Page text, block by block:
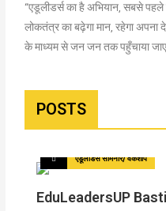
“एडूलीडर्स का है अभियान, सबसे
लोकतंत्र का बढ़ेगा मान, रहेगा अपना
के माध्यम से जन जन तक पहुँचाया
POSTS
एडूलीडर्स सेमिनार/ वर्कशॉप
EduLeadersUP